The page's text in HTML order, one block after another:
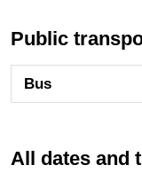
Public
Bus
All dates and